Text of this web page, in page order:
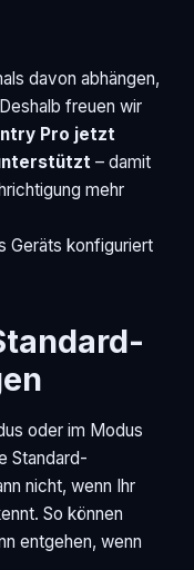
davon abhängen,
freuen wir
Pro jetzt
– damit
mehr
Geräts konfiguriert
oder im Modus
Standard-
nicht, wenn Ihr
So können
entgehen, wenn